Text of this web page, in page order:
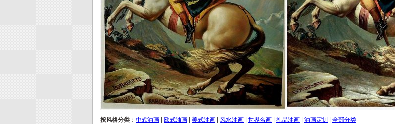
按风格分类 ： 中式油画 欧式油画 美式油画 风水油画 世界名画 礼品油画 油画定制
全部分类